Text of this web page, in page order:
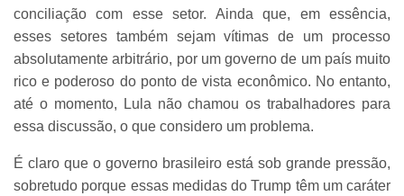
conciliação com esse setor. Ainda que, em essência,
esses setores também sejam vítimas de um processo
absolutamente arbitrário, por um governo de um país muito
rico e poderoso do ponto de vista econômico. No entanto,
até o momento, Lula não chamou os trabalhadores para
essa discussão, o que considero um problema.
É claro que o governo brasileiro está sob grande pressão,
sobretudo porque essas medidas do Trump têm um caráter